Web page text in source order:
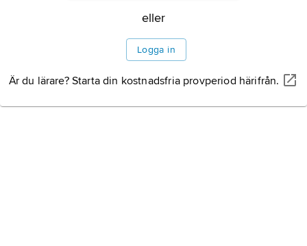
eller
Logga in
Är du lärare? Starta din kostnadsfria provperiod härifrån.